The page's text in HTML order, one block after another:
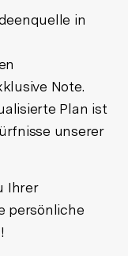
in
Note.
Plan ist
unserer
Ihrer
persönliche